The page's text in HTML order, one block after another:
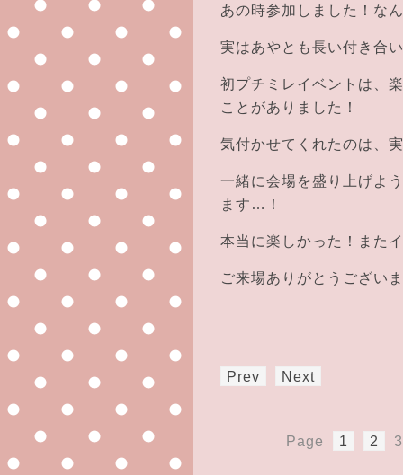
あの時参加しました！な
実はあやとも長い付き合
初プチミレイベントは、
ことがありました！
気付かせてくれたのは、
一緒に会場を盛り上げよ
ます…！
本当に楽しかった！また
ご来場ありがとうござい
Prev Next
Page 1 2 3